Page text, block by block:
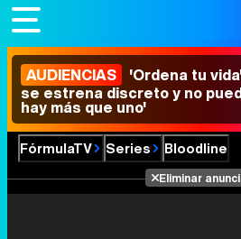
AUDIENCIAS 'Ordena tu
se estrena discreto y no
hay más que uno'
FórmulaTV Series Bloodline
Eliminar